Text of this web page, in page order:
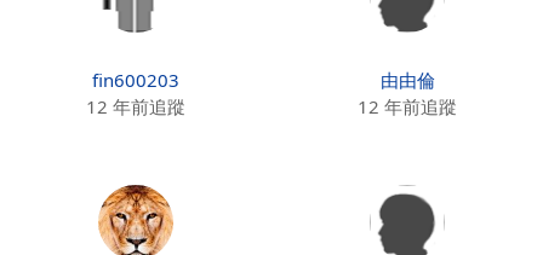
fin600203
12 年前追蹤
由由倫
12 年前追蹤